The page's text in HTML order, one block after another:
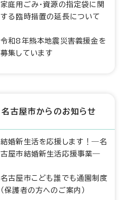
家庭用ごみ・資源の指定袋に関
する臨時措置の延長について
令和8年熊本地震災害義援金を
募集しています
名古屋市からのお知らせ
結婚新生活を応援します！―名
古屋市結婚新生活応援事業―
名古屋市こども誰でも通園制度
（保護者の方へのご案内）